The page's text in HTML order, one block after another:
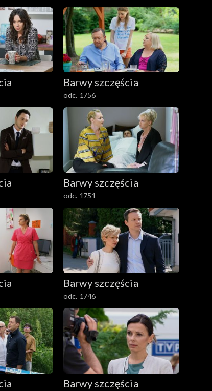
Barwy szczęścia
odc. 1756
Barwy szczęścia
odc. 1751
Barwy szczęścia
odc. 1746
Barwy szczęścia